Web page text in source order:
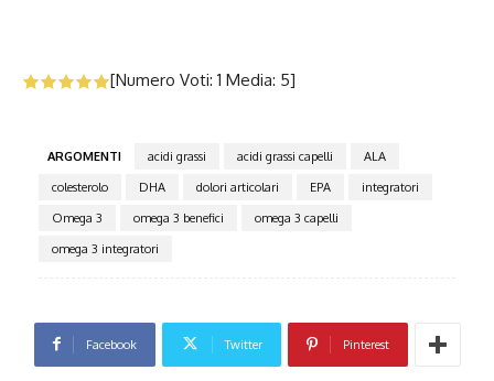
[Numero Voti: 1 Media: 5]
ARGOMENTI acidi grassi acidi grassi capelli
ALA
colesterolo
DHA dolori articolari EPA
integratori
Omega 3
omega 3 benefici
omega 3 capelli
omega 3 integratori
Facebook Twitter Pinterest